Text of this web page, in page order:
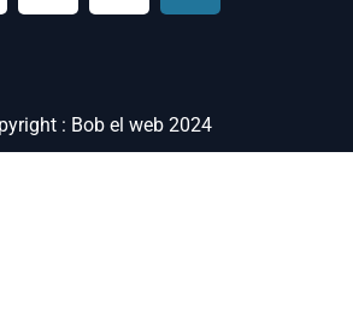
: Bob el web 2024